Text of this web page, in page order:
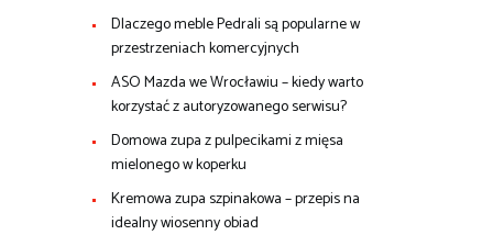
Dlaczego meble Pedrali są popularne w
przestrzeniach komercyjnych
ASO Mazda we Wrocławiu – kiedy warto
korzystać z autoryzowanego serwisu?
Domowa zupa z pulpecikami z mięsa
mielonego w koperku
Kremowa zupa szpinakowa – przepis na
idealny wiosenny obiad